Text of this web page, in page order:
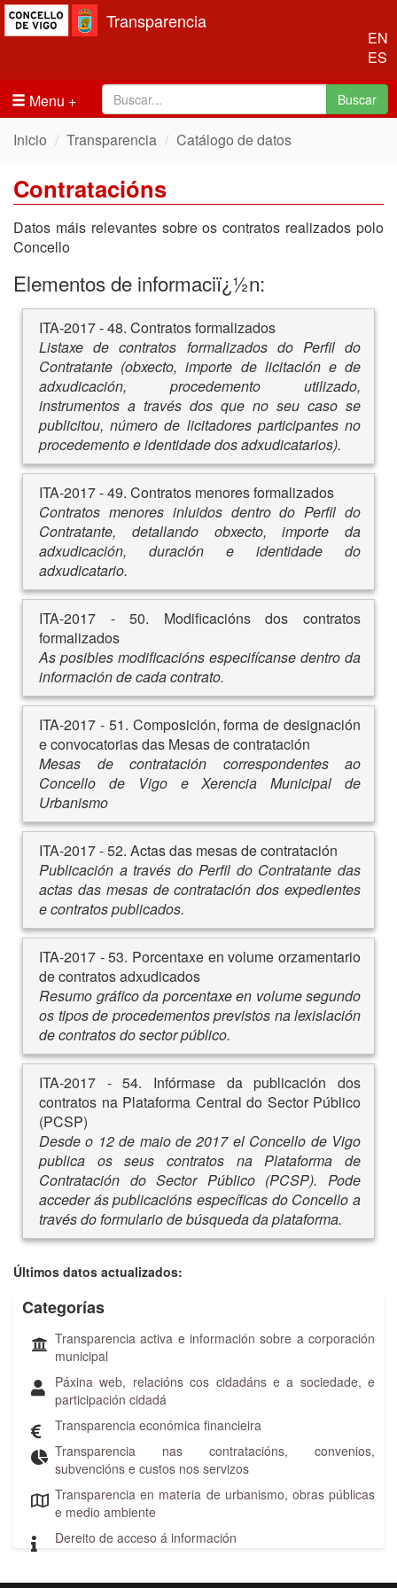
EN
ES
Transparencia
Menu Buscar
Inicio Transparencia Catálogo de datos
Contratacións
Datos máis relevantes sobre os contratos realizados polo
Concello
Elementos de informaciï¿½n:
ITA-2017 - 48. Contratos formalizados
Listaxe de contratos formalizados do Perfil do
Contratante (obxecto, importe de licitación e de
adxudicación, procedemento utilizado,
instrumentos a través dos que no seu caso se
publicitou, número de licitadores participantes no
procedemento e identidade dos adxudicatarios).
ITA-2017 - 49. Contratos menores formalizados
Contratos menores inluidos dentro do Perfil do
Contratante, detallando obxecto, importe da
adxudicación, duración e identidade do
adxudicatario.
ITA-2017 - 50. Modificacións dos contratos
formalizados
As posibles modificacións especifícanse dentro da
información de cada contrato.
ITA-2017 - 51. Composición, forma de designación
e convocatorias das Mesas de contratación
Mesas de contratación correspondentes ao
Concello de Vigo e Xerencia Municipal de
Urbanismo
ITA-2017 - 52. Actas das mesas de contratación
Publicación a través do Perfil do Contratante das
actas das mesas de contratación dos expedientes
e contratos publicados.
ITA-2017 - 53. Porcentaxe en volume orzamentario
de contratos adxudicados
Resumo gráfico da porcentaxe en volume segundo
os tipos de procedementos previstos na lexislación
de contratos do sector público.
ITA-2017 - 54. Infórmase da publicación dos
contratos na Plataforma Central do Sector Público
(PCSP)
Desde o 12 de maio de 2017 el Concello de Vigo
publica os seus contratos na Plataforma de
Contratación do Sector Público (PCSP). Pode
acceder ás publicacións específicas do Concello a
través do formulario de búsqueda da plataforma.
Últimos datos actualizados:
Categorías
Transparencia activa e información sobre a corporación
municipal
Páxina web, relacións cos cidadáns e a sociedade, e
participación cidadá
Transparencia económica financieira
Transparencia nas contratacións, convenios,
subvencións e custos nos servizos
Transparencia en materia de urbanismo, obras públicas
e medio ambiente
Dereito de acceso á información